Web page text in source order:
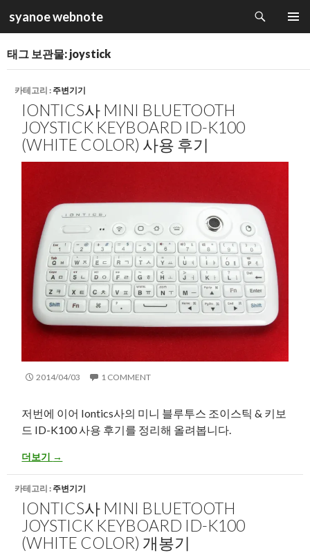
syanoe webnote
색
츠
로
건
태그 보관물: joystick
카테고리 : 주변기기
IONTICS사 MINI BLUETOOTH
JOYSTICK KEYBOARD ID-K100
(WHITE COLOR) 사용 후기
2014/04/03 1 COMMENT
저번에 이어 Iontics사의 미니 블루투스 조이스틱 & 키보
드 ID-K100 사용 후기를 정리해 올려봅니다.
Iontics사 Mini Bluetooth Joystick Keyboard ID-K100 (white
더보기 →
카테고리 : 주변기기
IONTICS사 MINI BLUETOOTH
JOYSTICK KEYBOARD ID-K100
(WHITE COLOR) 개봉기